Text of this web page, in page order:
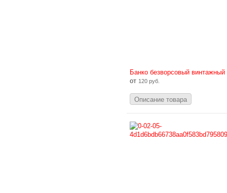
Банко безворсовый винтажный
от 120 руб.
Описание товара